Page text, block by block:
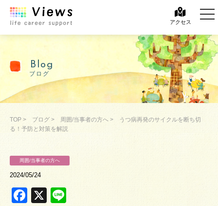
アクセス
Blog
ブログ
TOP > ブログ > 周囲/当事者の方へ >
うつ病再発のサイクルを断ち切
る！予防と対策を解説
周囲/当事者の方へ
2024/05/24
Facebook
X